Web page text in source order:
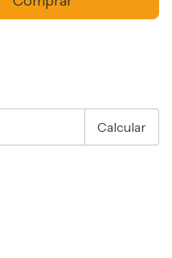
Calcular